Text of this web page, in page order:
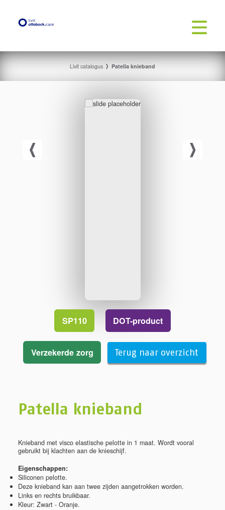
Livit catalogus Patella knieband
SP110 DOT-product
Verzekerde zorg Terug naar overzicht
Patella knieband
Knieband met visco elastische pelotte in 1 maat. Wordt vooral
gebruikt bij klachten aan de knieschijf.
Eigenschappen:
Siliconen pelotte.
Deze knieband kan aan twee zijden aangetrokken worden.
Links en rechts bruikbaar.
Kleur: Zwart - Oranje.